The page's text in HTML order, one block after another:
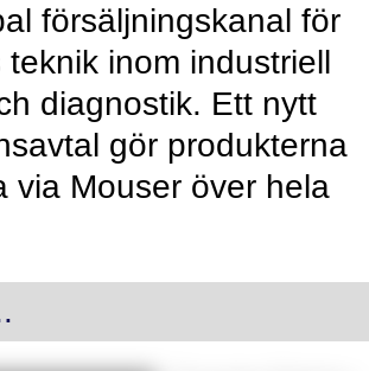
försäljningskanal för
teknik inom industriell
diagnostik. Ett nytt
gör produkterna
via Mouser över hela